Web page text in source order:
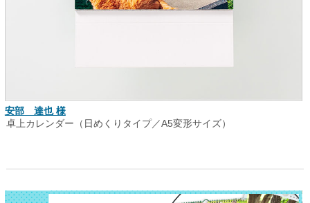
安部 達也 様
卓上カレンダー（日めくりタイプ／A5変形サイズ）